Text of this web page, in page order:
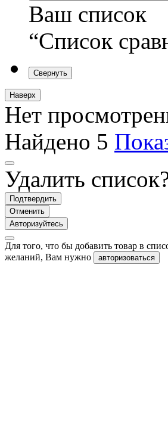
Ваш список
“Список
Свернуть
Наверх
Нет
Найдено 5
Удалить
Подтвердить
Отменить
Авторизуйтесь
Для того, что бы добавить товар в
желаний, Вам нужно
авторизоваться